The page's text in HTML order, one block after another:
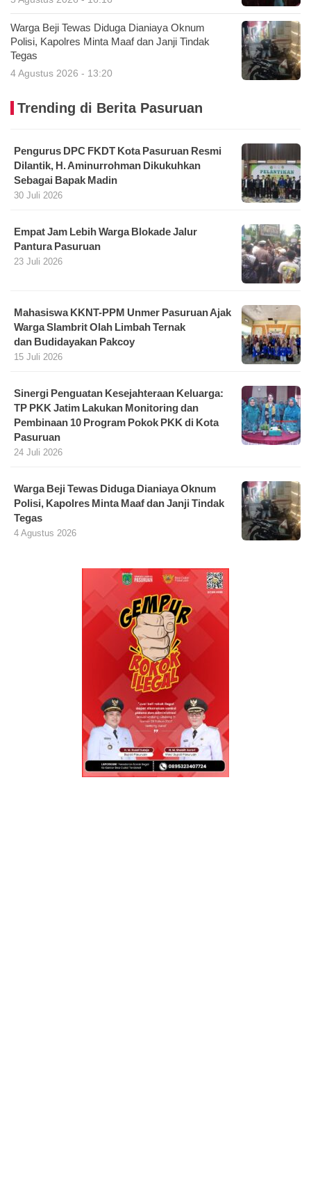
Warga Beji Tewas Diduga Dianiaya Oknum
Polisi, Kapolres Minta Maaf dan Janji Tindak
Tegas
4 Agustus 2026 - 13:20
Trending di Berita Pasuruan
Pengurus DPC FKDT Kota Pasuruan Resmi
Dilantik, H. Aminurrohman Dikukuhkan
Sebagai Bapak Madin
30 Juli 2026
Empat Jam Lebih Warga Blokade Jalur
Pantura Pasuruan
23 Juli 2026
Mahasiswa KKNT-PPM Unmer Pasuruan Ajak
Warga Slambrit Olah Limbah Ternak
dan Budidayakan Pakcoy
15 Juli 2026
Sinergi Penguatan Kesejahteraan Keluarga:
TP PKK Jatim Lakukan Monitoring dan
Pembinaan 10 Program Pokok PKK di Kota
Pasuruan
24 Juli 2026
Warga Beji Tewas Diduga Dianiaya Oknum
Polisi, Kapolres Minta Maaf dan Janji Tindak
Tegas
4 Agustus 2026